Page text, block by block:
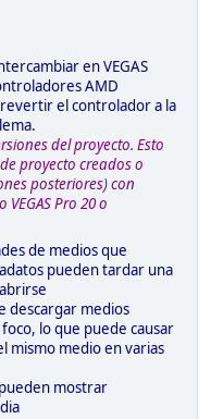
en VEGAS
AMD
el controlador a la
del proyecto. Esto
proyecto creados o
posteriores) con
VEGAS Pro 20 o
de medios que
pueden tardar una
descargar medios
lo que puede causar
mismo medio en varias
mostrar